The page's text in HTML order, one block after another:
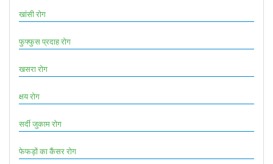
खांसी रोग
फुफ्फुस प्रदाह रोग
खसरा रोग
क्षय रोग
सर्दी जुकाम रोग
फेफड़ों का कैंसर रोग